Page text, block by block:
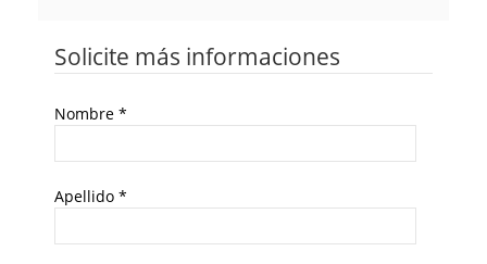
Solicite más informaciones
Nombre *
Apellido *